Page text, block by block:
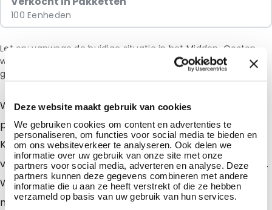
Deze website maakt gebruik van cookies
We gebruiken cookies om content en advertenties te
personaliseren, om functies voor social media te bieden en
om ons websiteverkeer te analyseren. Ook delen we
informatie over uw gebruik van onze site met onze
partners voor social media, adverteren en analyse. Deze
partners kunnen deze gegevens combineren met andere
informatie die u aan ze heeft verstrekt of die ze hebben
verzameld op basis van uw gebruik van hun services.
100 Eenheden
Let op: vanwege de huidige situatie in het Midden-Oosten
wordt bij het afrekenen een toeslag van 6% in rekening
gebracht.
Wilt u uw food- en/of non-food producten mooi
presenteren? Bekijk dan onze nieuwe LamiZip
Kraftpaper Pouches. Deze pouches zijn zowel voor
vaste als voor poederproducten uitstekend inzetbaar.
Wat betreft de bedrukking heeft u keuze uit vijf
natuurlijke kleuren die uw product niet alleen op een